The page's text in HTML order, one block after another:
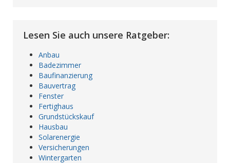
Lesen Sie auch unsere Ratgeber:
Anbau
Badezimmer
Baufinanzierung
Bauvertrag
Fenster
Fertighaus
Grundstückskauf
Hausbau
Solarenergie
Versicherungen
Wintergarten